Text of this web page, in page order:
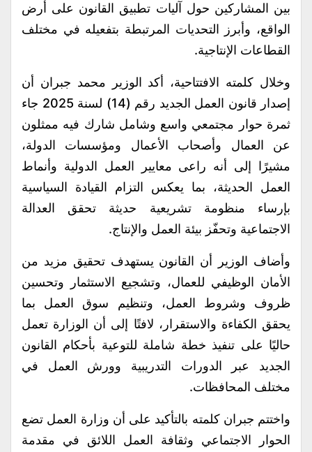
بين المشاركين حول آليات تطبيق القانون على أرض
الواقع، وأبرز التحديات المرتبطة بتفعيله في مختلف
القطاعات الإنتاجية.
وخلال كلمته الافتتاحية، أكد الوزير محمد جبران أن
إصدار قانون العمل الجديد رقم (14) لسنة 2025 جاء
ثمرة حوار مجتمعي واسع وشامل شارك فيه ممثلون
عن العمال وأصحاب الأعمال ومؤسسات الدولة،
مشيرًا إلى أنه راعى معايير العمل الدولية وأنماط
العمل الحديثة، بما يعكس التزام القيادة السياسية
بإرساء منظومة تشريعية حديثة تحقق العدالة
الاجتماعية وتحفّز بيئة العمل والإنتاج.
وأضاف الوزير أن القانون يستهدف تحقيق مزيد من
الأمان الوظيفي للعمال، وتشجيع الاستثمار وتحسين
ظروف وشروط العمل، وتنظيم سوق العمل بما
يحقق الكفاءة والاستقرار، لافتًا إلى أن الوزارة تعمل
حاليًا على تنفيذ خطة شاملة للتوعية بأحكام القانون
الجديد عبر الدورات التدريبية وورش العمل في
مختلف المحافظات.
واختتم جبران كلمته بالتأكيد على أن وزارة العمل تضع
الحوار الاجتماعي وثقافة العمل اللائق في مقدمة